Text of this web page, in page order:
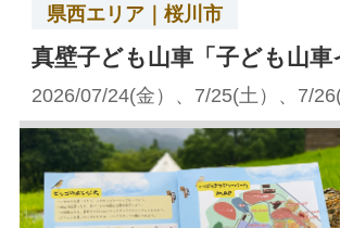
県西エリア｜桜川市
真壁子ども山車「子ども山車
2026/07/24(金）、7/25(土）、7/26(